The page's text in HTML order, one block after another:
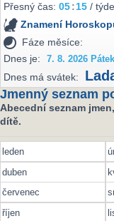
Přesný čas:05 15 /
Znamení
Fáze měsíce:
Dnes je:
7. 8. 2026 Pátek
Dnes má svátek:
Jmenný seznam
Abecední seznam
dítě.
leden
duben
červenec
říjen